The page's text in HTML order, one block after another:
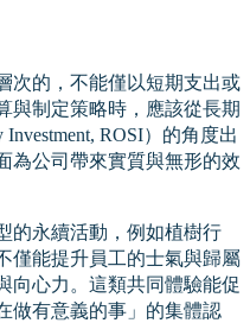
次的，不能僅以短期支出或
與制定策略時，應該從長期
ROSI）的角度出
為公司帶來實質與無形的效
的永續活動，例如植樹行
僅能提升員工的士氣與歸屬
向心力。這類共同體驗能促
做有意義的事」的集體認